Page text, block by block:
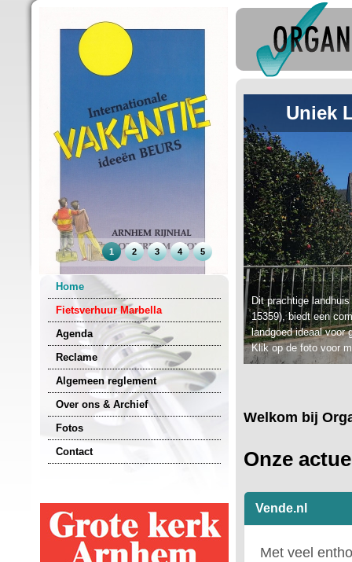
1 2 3 4 5
Home
Fietsverhuur Marbella
Agenda
Reclame
Algemeen reglement
Over ons & Archief
Fotos
Contact
Uniek
Dit prachtige
15359), biedt een
landgoed ideaal voor
Klik op de foto voor
Welkom bij
Onze
Vende.nl
Met veel